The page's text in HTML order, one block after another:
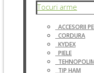
Tocuri arme
ACCESORII
CORDURA
KYDEX
PIELE
TIP HAM